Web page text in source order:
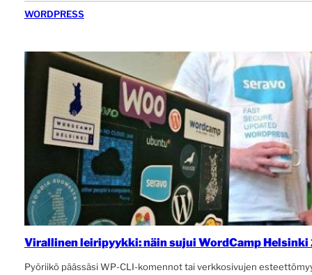
WORDPRESS
Virallinen leiripyykki: näin sujui WordCamp Helsinki
Pyöriikö päässäsi WP-CLI-komennot tai verkkosivujen